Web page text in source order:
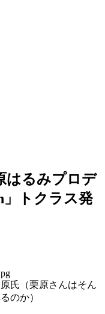
はるみプロデ
」トクラス発
氏（栗原さんはそん
のか）